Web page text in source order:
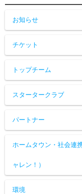
お知らせ
チケット
トップチーム
スタータークラブ
パートナー
ホームタウン・社会連
ャレン！）
環境